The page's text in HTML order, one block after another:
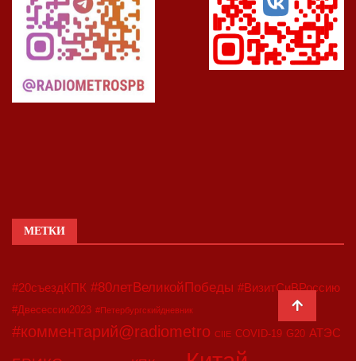
МЕТКИ
#20съездКПК #80летВеликойПобеды #ВизитСиВРоссию
#Двесессии2023 #Петербургскийдневник
#комментарий@radiometro CIIE COVID-19 G20 АТЭС